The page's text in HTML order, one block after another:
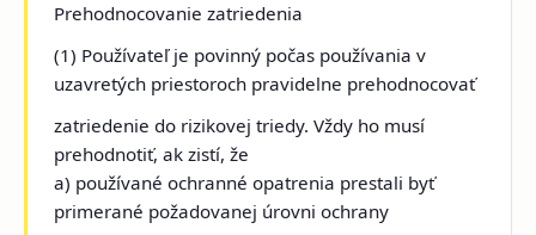
Prehodnocovanie zatriedenia
(1) Používateľ je povinný počas používania v
uzavretých priestoroch pravidelne prehodnocovať
zatriedenie do rizikovej triedy. Vždy ho musí
prehodnotiť, ak zistí, že
a) používané ochranné opatrenia prestali byť
primerané požadovanej úrovni ochrany